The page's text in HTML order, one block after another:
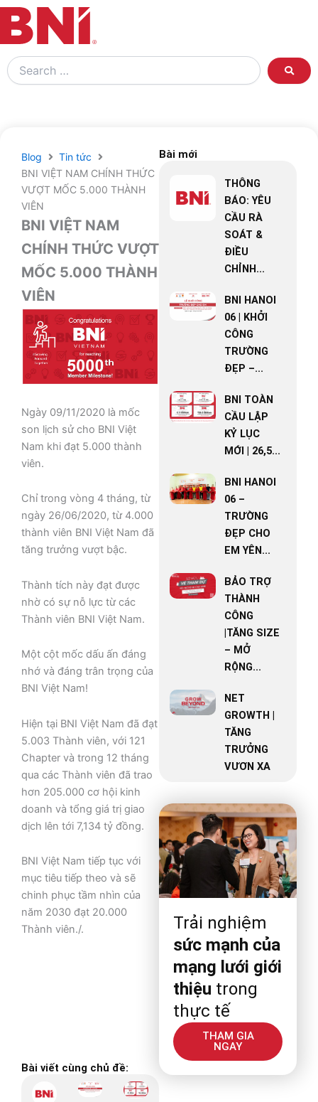
Search
…
Blog
Tin tức
BNI VIỆT NAM CHÍNH THỨC
VƯỢT MỐC 5.000 THÀNH
VIÊN
BNI VIỆT NAM
CHÍNH THỨC VƯỢT
MỐC 5.000 THÀNH
VIÊN
Ngày 09/11/2020 là mốc
son lịch sử cho BNI Việt
Nam khi đạt 5.000 thành
viên.
Chỉ trong vòng 4 tháng, từ
ngày 26/06/2020, từ 4.000
thành viên BNI Việt Nam đã
tăng trưởng vượt bậc.
Thành tích này đạt được
nhờ có sự nỗ lực từ các
Thành viên BNI Việt Nam.
Một cột mốc dấu ấn đáng
nhớ và đáng trân trọng của
BNI Việt Nam!
Hiện tại BNI Việt Nam đã đạt
5.003 Thành viên, với 121
Chapter và trong 12 tháng
qua các Thành viên đã trao
hơn 205.000 cơ hội kinh
doanh và tổng giá trị giao
dịch lên tới 7,134 tỷ đồng.
BNI Việt Nam tiếp tục với
mục tiêu tiếp theo và sẽ
chinh phục tầm nhìn của
năm 2030 đạt 20.000
Thành viên./.
Bài viết cùng chủ đề:
Bài mới
THÔNG
BÁO: YÊU
CẦU RÀ
SOÁT &
ĐIỀU
CHỈNH...
BNI HANOI
06 | KHỞI
CÔNG
TRƯỜNG
ĐẸP –...
BNI TOÀN
CẦU LẬP
KỶ LỤC
MỚI | 26,5...
BNI HANOI
06 –
TRƯỜNG
ĐẸP CHO
EM YÊN...
BẢO TRỢ
THÀNH
CÔNG
|TĂNG SIZE
– MỞ
RỘNG...
NET
GROWTH |
TĂNG
TRƯỞNG
VƯƠN XA
Trải nghiệm
sức mạnh của
mạng lưới giới
thiệu trong
thực tế
THAM GIA
NGAY